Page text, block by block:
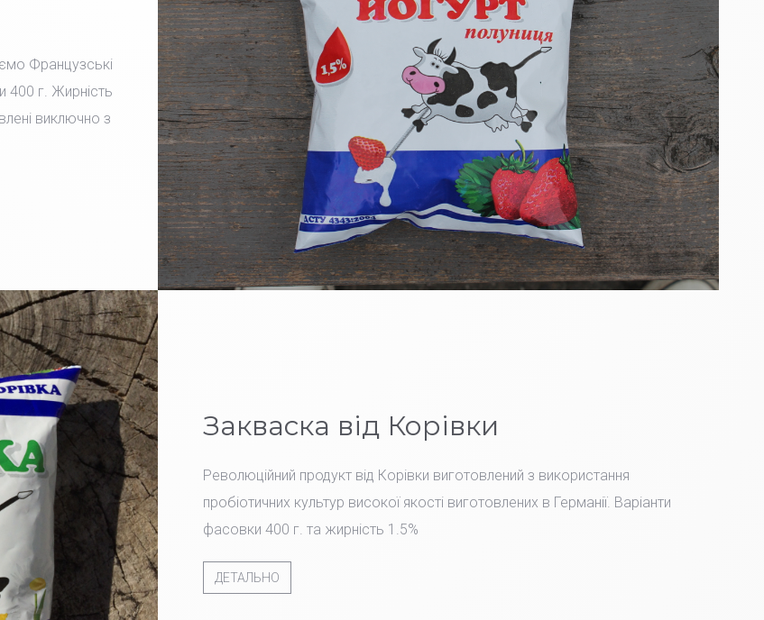
Французські
400 г. Жирність
виключно з
Закваска від Корівки
Революційний продукт від Корівки виготовлений з використання
пробіотичних культур високої якості виготовлених в Германії. Варіанти
фасовки 400 г. та жирність 1.5%
ДЕТАЛЬНО